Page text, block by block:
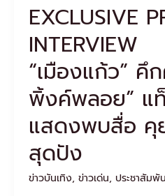
EXCLUSIVE
INTERVIEW
“เมืองแก้ว” คึ
พิ้งค์พลอย” แ
แสดงพบสื่อ คุ
สุดปัง
ข่าวบันเทิง, ข่าวเด่น, ประชาสัมพั
สื่อ
คุย
ฉ่ำ
กระแส
ละคร
สุด
ปัง